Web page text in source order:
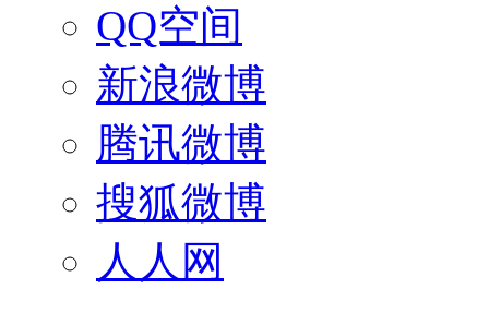
QQ空间
新浪微博
腾讯微博
搜狐微博
人人网